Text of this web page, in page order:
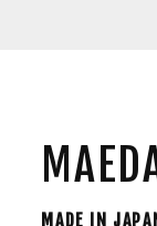
MADE IN